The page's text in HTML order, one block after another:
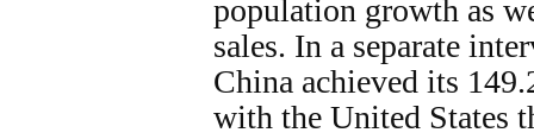
population growth as
sales. In a separate
China achieved its
with the United States